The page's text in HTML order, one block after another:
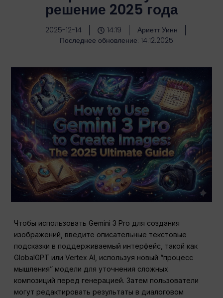
решение 2025 года
2025-12-14 14:19
Ариетт Уинн
Последнее обновление: 14.12.2025
Чтобы использовать Gemini 3 Pro для создания
изображений, введите описательные текстовые
подсказки в поддерживаемый интерфейс, такой как
GlobalGPT или Vertex AI, используя новый “процесс
мышления” модели для уточнения сложных
композиций перед генерацией. Затем пользователи
могут редактировать результаты в диалоговом